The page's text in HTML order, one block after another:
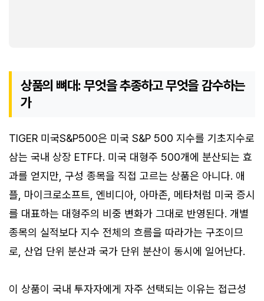
상품의 뼈대: 무엇을 추종하고 무엇을 감수하는
가
TIGER 미국S&P500은 미국 S&P 500 지수를 기초지수로
삼는 국내 상장 ETF다. 미국 대형주 500개에 분산되는 효
과를 얻지만, 구성 종목을 직접 고르는 상품은 아니다. 애
플, 마이크로소프트, 엔비디아, 아마존, 메타처럼 미국 증시
를 대표하는 대형주의 비중 변화가 그대로 반영된다. 개별
종목의 실적보다 지수 전체의 흐름을 따라가는 구조이므
로, 산업 단위 분산과 국가 단위 분산이 동시에 일어난다.
이 상품이 국내 투자자에게 자주 선택되는 이유는 접근성